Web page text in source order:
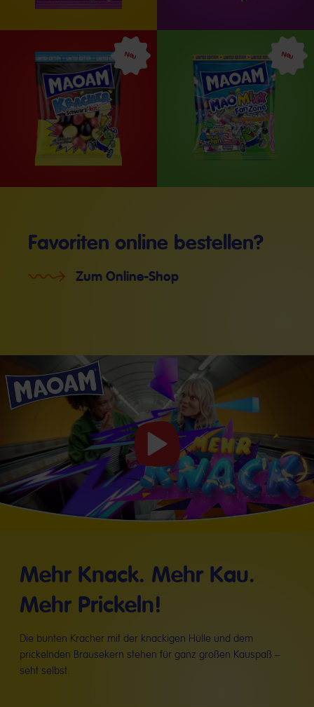
Neu Neu
Favoriten online bestellen?
Zum Online-Shop
Video
starten
Mehr Knack. Mehr Kau.
Mehr Prickeln!
Die bunten Kracher mit der knackigen Hülle und dem
prickelnden Brausekern stehen für ganz großen Kauspaß –
seht selbst.